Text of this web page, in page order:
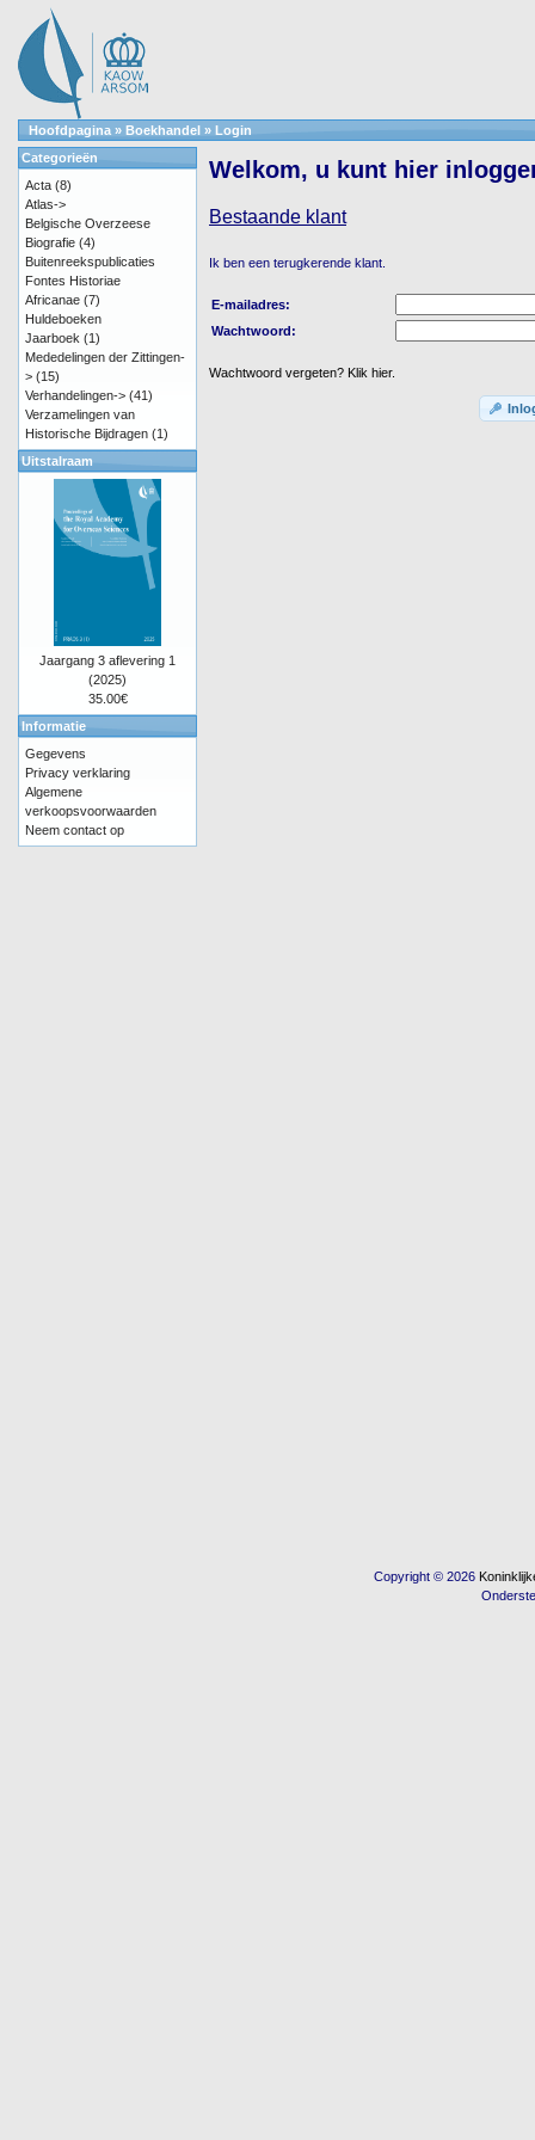
Hoofdpagina » Boekhandel » Login
Welkom, u kunt hier
Bestaande klant
Ik ben een terugkerende klant.
E-mailadres:
Wachtwoord:
Wachtwoord vergeten? Klik hier.
Categorieën
Acta (8)
Atlas->
Belgische Overzeese
Biografie (4)
Buitenreekspublicaties
Fontes Historiae
Africanae (7)
Huldeboeken
Jaarboek (1)
Mededelingen der Zittingen-
> (15)
Verhandelingen-> (41)
Verzamelingen van
Historische Bijdragen (1)
Uitstalraam
Jaargang 3 aflevering 1
(2025)
35.00€
Informatie
Gegevens
Privacy verklaring
Algemene
verkoopsvoorwaarden
Neem contact op
Copyright © 2026